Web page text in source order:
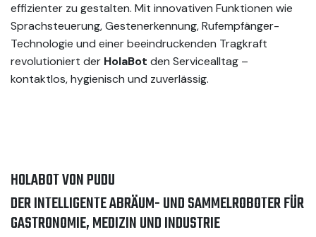
effizienter zu gestalten. Mit innovativen Funktionen wie
Sprachsteuerung, Gestenerkennung, Rufempfänger-
Technologie und einer beeindruckenden Tragkraft
revolutioniert der HolaBot den Servicealltag –
kontaktlos, hygienisch und zuverlässig.
HOLABOT VON PUDU
DER INTELLIGENTE ABRÄUM- UND SAMMELROBOTER FÜR
GASTRONOMIE, MEDIZIN UND INDUSTRIE